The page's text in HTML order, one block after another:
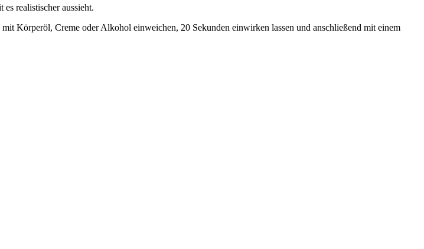
realistischer aussieht.
Körperöl, Creme oder Alkohol einweichen, 20 Sekunden einwirken lassen und anschließend mit einem